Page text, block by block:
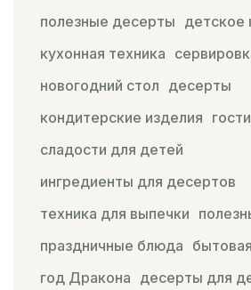
полезные десерты детское
кухонная техника
новогодний стол десерты
кондитерские изделия гости
сладости для детей
ингредиенты для десертов
техника для выпечки
праздничные блюда
год Дракона десерты для